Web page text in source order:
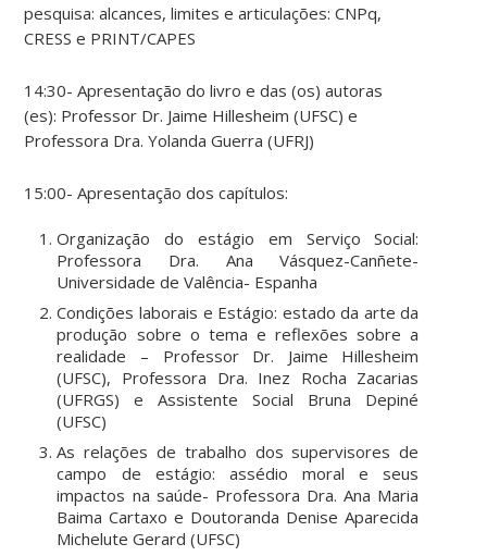
pesquisa: alcances, limites e articulações: CNPq,
CRESS e PRINT/CAPES
14:30- Apresentação do livro e das (os) autoras
(es): Professor Dr. Jaime Hillesheim (UFSC) e
Professora Dra. Yolanda Guerra (UFRJ)
15:00- Apresentação dos capítulos:
Organização do estágio em Serviço Social:
Professora Dra. Ana Vásquez-Canñete-
Universidade de Valência- Espanha
Condições laborais e Estágio: estado da arte da
produção sobre o tema e reflexões sobre a
realidade – Professor Dr. Jaime Hillesheim
(UFSC), Professora Dra. Inez Rocha Zacarias
(UFRGS) e Assistente Social Bruna Depiné
(UFSC)
As relações de trabalho dos supervisores de
campo de estágio: assédio moral e seus
impactos na saúde- Professora Dra. Ana Maria
Baima Cartaxo e Doutoranda Denise Aparecida
Michelute Gerard (UFSC)